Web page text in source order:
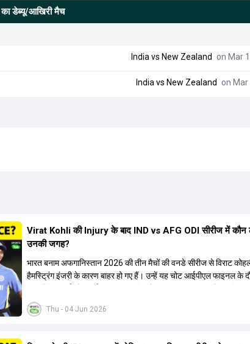
का डेब्यू/आखिरी मैच
India vs New Zealand on Mar
India vs New Zealand on Mar
Thu - 04 Jun 2026
Virat Kohli की Injury के बाद IND vs AFG ODI सीरीज में कौन
उनकी जगह?
भारत बनाम अफगानिस्तान 2026 की तीन मैचों की वनडे सीरीज से विराट
हैमस्ट्रिंग इंजरी के कारण बाहर हो गए हैं। उन्हें यह चोट आईपीएल फाइनल के
कोहली की जगह एक मजबूत विकल्प खोजना जरूरी है। इस वीडियो में विराट
रिप्लेसमेंट के तौर पर कई दावेदारों पर चर्चा की गई है। रुतुराज गायकवाड़